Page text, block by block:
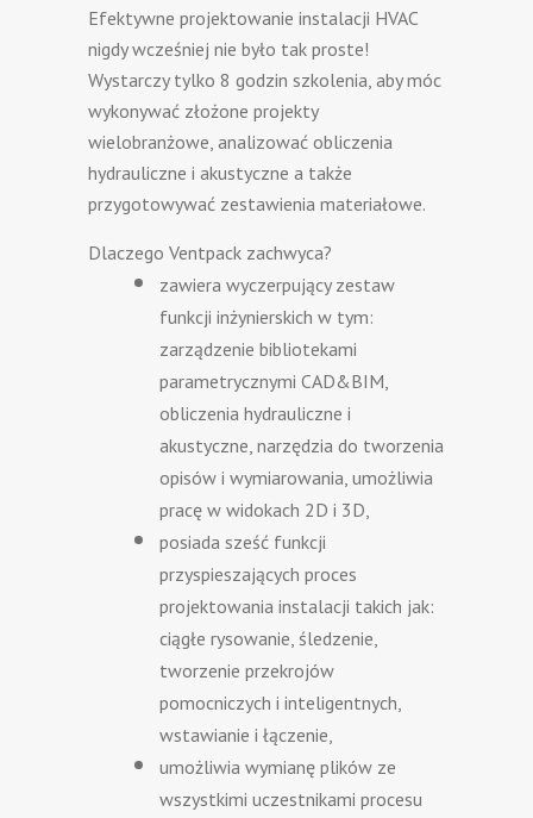
Efektywne projektowanie instalacji HVAC
nigdy wcześniej nie było tak proste!
Wystarczy tylko 8 godzin szkolenia, aby móc
wykonywać złożone projekty
wielobranżowe, analizować obliczenia
hydrauliczne i akustyczne a także
przygotowywać zestawienia materiałowe.
Dlaczego Ventpack zachwyca?
zawiera wyczerpujący zestaw
funkcji inżynierskich w tym:
zarządzenie bibliotekami
parametrycznymi CAD&BIM,
obliczenia hydrauliczne i
akustyczne, narzędzia do tworzenia
opisów i wymiarowania, umożliwia
pracę w widokach 2D i 3D,
posiada sześć funkcji
przyspieszających proces
projektowania instalacji takich jak:
ciągłe rysowanie, śledzenie,
tworzenie przekrojów
pomocniczych i inteligentnych,
wstawianie i łączenie,
umożliwia wymianę plików ze
wszystkimi uczestnikami procesu